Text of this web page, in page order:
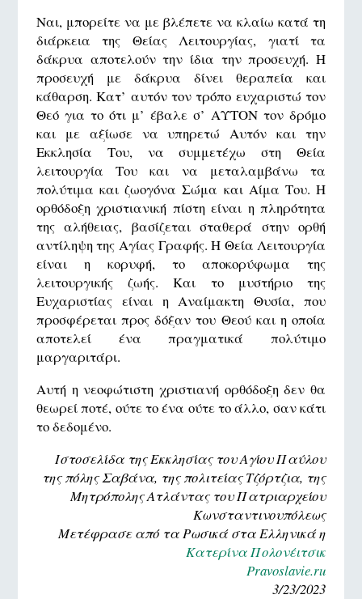
Ναι, μπορείτε να με βλέπετε να κλαίω κατά τη
διάρκεια της Θείας Λειτουργίας, γιατί τα
δάκρυα αποτελούν την ίδια την προσευχή. Η
προσευχή με δάκρυα δίνει θεραπεία και
κάθαρση. Κατ’ αυτόν τον τρόπο ευχαριστώ τον
Θεό για το ότι μ’ έβαλε σ’ ΑΥΤΟΝ τον δρόμο
και με αξίωσε να υπηρετώ Αυτόν και την
Εκκλησία Του, να συμμετέχω στη Θεία
λειτουργία Του και να μεταλαμβάνω τα
πολύτιμα και ζωογόνα Σώμα και Αίμα Του. Η
ορθόδοξη χριστιανική πίστη είναι η πληρότητα
της αλήθειας, βασίζεται σταθερά στην ορθή
αντίληψη της Αγίας Γραφής. Η Θεία Λειτουργία
είναι η κορυφή, το αποκορύφωμα της
λειτουργικής ζωής. Και το μυστήριο της
Ευχαριστίας είναι η Αναίμακτη Θυσία, που
προσφέρεται προς δόξαν του Θεού και η οποία
αποτελεί ένα πραγματικά πολύτιμο
μαργαριτάρι.
Αυτή η νεοφώτιστη χριστιανή ορθόδοξη δεν θα
θεωρεί ποτέ, ούτε το ένα ούτε το άλλο, σαν κάτι
το δεδομένο.
Ιστοσελίδα της Εκκλησίας του Αγίου Παύλου
της πόλης Σαβάνα, της πολιτείας Τζόρτζια, της
Μητρόπολης Ατλάντας του Πατριαρχείου
Κωνσταντινουπόλεως
Μετέφρασε από τα Ρωσικά στα Ελληνικά η
Κατερίνα Πολονέιτσικ
Pravoslavie.ru
3/23/2023